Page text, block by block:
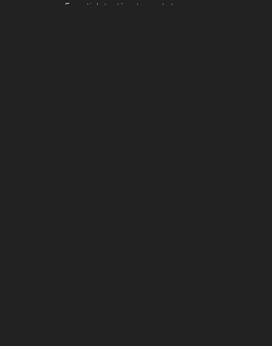
Essentiel du département des armes